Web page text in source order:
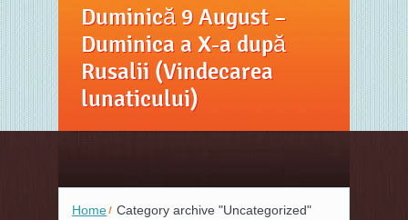
Duminică 9 August –
Duminica a X-a după
Rusalii (Vindecarea
lunaticului)
Home Category archive "Uncategorized"